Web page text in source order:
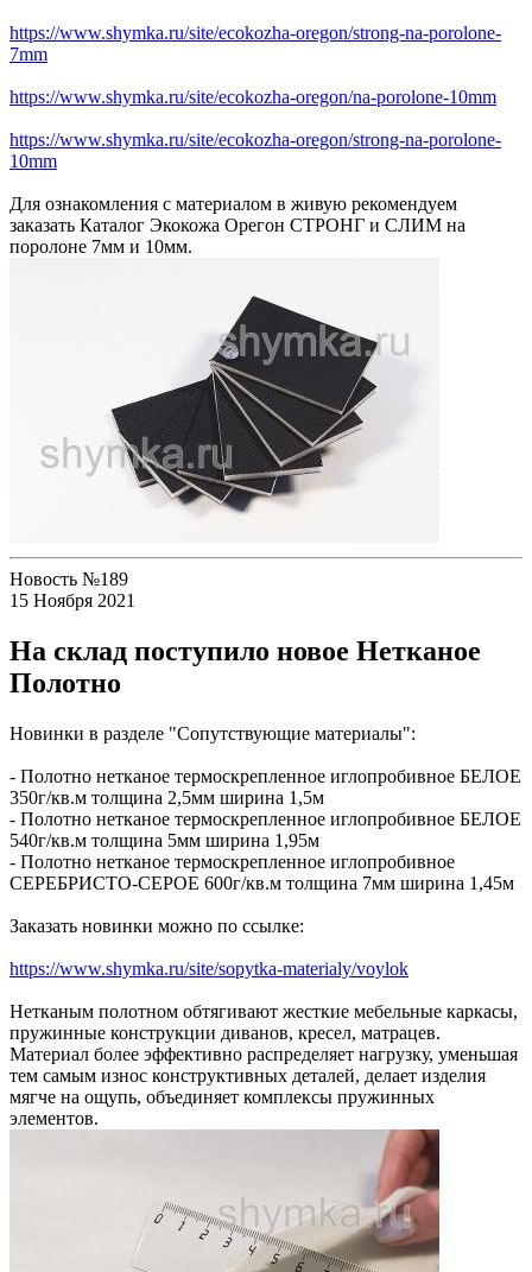
https://www.shymka.ru/site/ecokozha-oregon/strong-na-porolone-
7mm
https://www.shymka.ru/site/ecokozha-oregon/na-porolone-10mm
https://www.shymka.ru/site/ecokozha-oregon/strong-na-porolone-
10mm
Для ознакомления с материалом в живую рекомендуем
заказать Каталог Экокожа Орегон СТРОНГ и СЛИМ на
поролоне 7мм и 10мм.
Новость №189
15 Ноября 2021
На склад поступило новое Нетканое
Полотно
Новинки в разделе "Сопутствующие материалы":
- Полотно нетканое термоскрепленное иглопробивное БЕЛОЕ
350г/кв.м толщина 2,5мм ширина 1,5м
- Полотно нетканое термоскрепленное иглопробивное БЕЛОЕ
540г/кв.м толщина 5мм ширина 1,95м
- Полотно нетканое термоскрепленное иглопробивное
СЕРЕБРИСТО-СЕРОЕ 600г/кв.м толщина 7мм ширина 1,45м
Заказать новинки можно по ссылке:
https://www.shymka.ru/site/sopytka-materialy/voylok
Нетканым полотном обтягивают жесткие мебельные каркасы,
пружинные конструкции диванов, кресел, матрацев.
Материал более эффективно распределяет нагрузку, уменьшая
тем самым износ конструктивных деталей, делает изделия
мягче на ощупь, объединяет комплексы пружинных
элементов.